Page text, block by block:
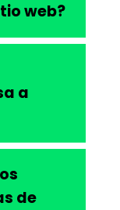
web?
a
de